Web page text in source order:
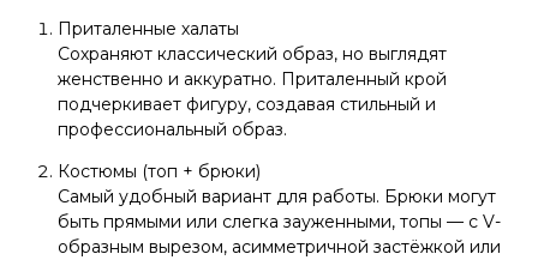
Приталенные халаты
Сохраняют классический образ, но выглядят
женственно и аккуратно. Приталенный крой
подчеркивает фигуру, создавая стильный и
профессиональный образ.
Костюмы (топ + брюки)
Самый удобный вариант для работы. Брюки могут
быть прямыми или слегка зауженными, топы — с V-
образным вырезом, асимметричной застёжкой или